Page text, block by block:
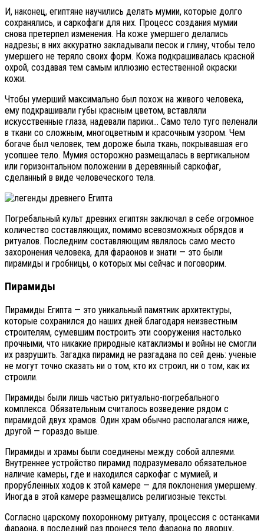
И, наконец, египтяне научились делать мумии, которые долго
сохранялись, и саркофаги для них. Процесс создания мумии
снова претерпел изменения. На коже умершего делались
надрезы; в них аккуратно закладывали песок и глину, чтобы тело
умершего не теряло своих форм. Кожа подкрашивалась красной
охрой, создавая тем самым иллюзию естественной окраски
кожи.
Чтобы умерший максимально был похож на живого человека,
ему подкрашивали губы красным цветом, вставляли
искусственные глаза, надевали парики… Само тело туго пеленали
в ткани со сложным, многоцветным и красочным узором. Чем
богаче был человек, тем дороже была ткань, покрывавшая его
усопшее тело. Мумия осторожно размещалась в вертикальном
или горизонтальном положении в деревянный саркофаг,
сделанный в виде человеческого тела.
Погребальный культ древних египтян заключал в себе огромное
количество составляющих, помимо всевозможных обрядов и
ритуалов. Последним составляющим являлось само место
захоронения человека, для фараонов и знати — это были
пирамиды и гробницы, о которых мы сейчас и поговорим.
Пирамиды
Пирамиды Египта — это уникальный памятник архитектуры,
которые сохранился до наших дней благодаря неизвестным
строителям, сумевшим построить эти сооружения настолько
прочными, что никакие природные катаклизмы и войны не смогли
их разрушить. Загадка пирамид не разгадана по сей день: ученые
не могут точно сказать ни о том, кто их строил, ни о том, как их
строили.
Пирамиды были лишь частью ритуально-погребального
комплекса. Обязательным считалось возведение рядом с
пирамидой двух храмов. Один храм обычно располагался ниже,
другой — гораздо выше.
Пирамиды и храмы были соединены между собой аллеями.
Внутреннее устройство пирамид подразумевало обязательное
наличие камеры, где и находился саркофаг с мумией, и
прорубленных ходов к этой камере — для поклонения умершему.
Иногда в этой камере размещались религиозные тексты.
Согласно царскому похоронному ритуалу, процессия с останками
фараона, в последний раз пронеся тело фараона по дворцу,